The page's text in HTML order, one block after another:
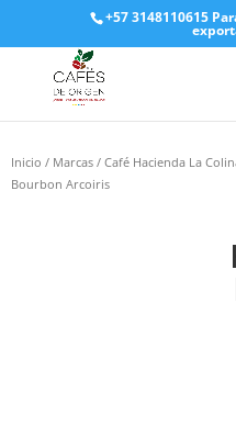
+57 3148110615
Inicio / Marcas / Café Hacienda La
Bourbon Arcoiris